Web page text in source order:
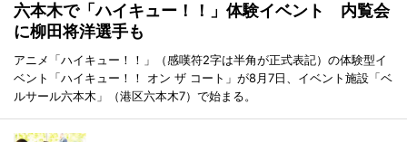
六本木で「ハイキュー！！」体験イベント 内覧会
に柳田将洋選手も
アニメ「ハイキュー！！」（感嘆符2字は半角が正式表記）の体験型イ
ベント「ハイキュー！！ オン ザ コート」が8月7日、イベント施設「ベ
ルサール六本木」（港区六本木7）で始まる。